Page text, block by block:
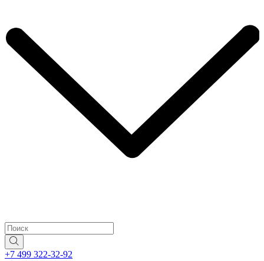
+7 499 322-32-92